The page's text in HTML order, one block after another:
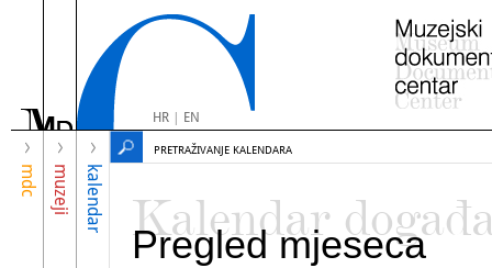
HR| EN
mdc muzeji kalendar
PRETRAŽIVANJE KALENDARA
Kalendar
Pregled mjeseca